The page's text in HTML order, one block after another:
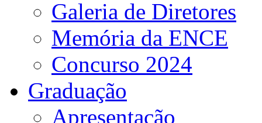
Galeria de Diretores
Memória da ENCE
Concurso 2024
Graduação
Apresentação